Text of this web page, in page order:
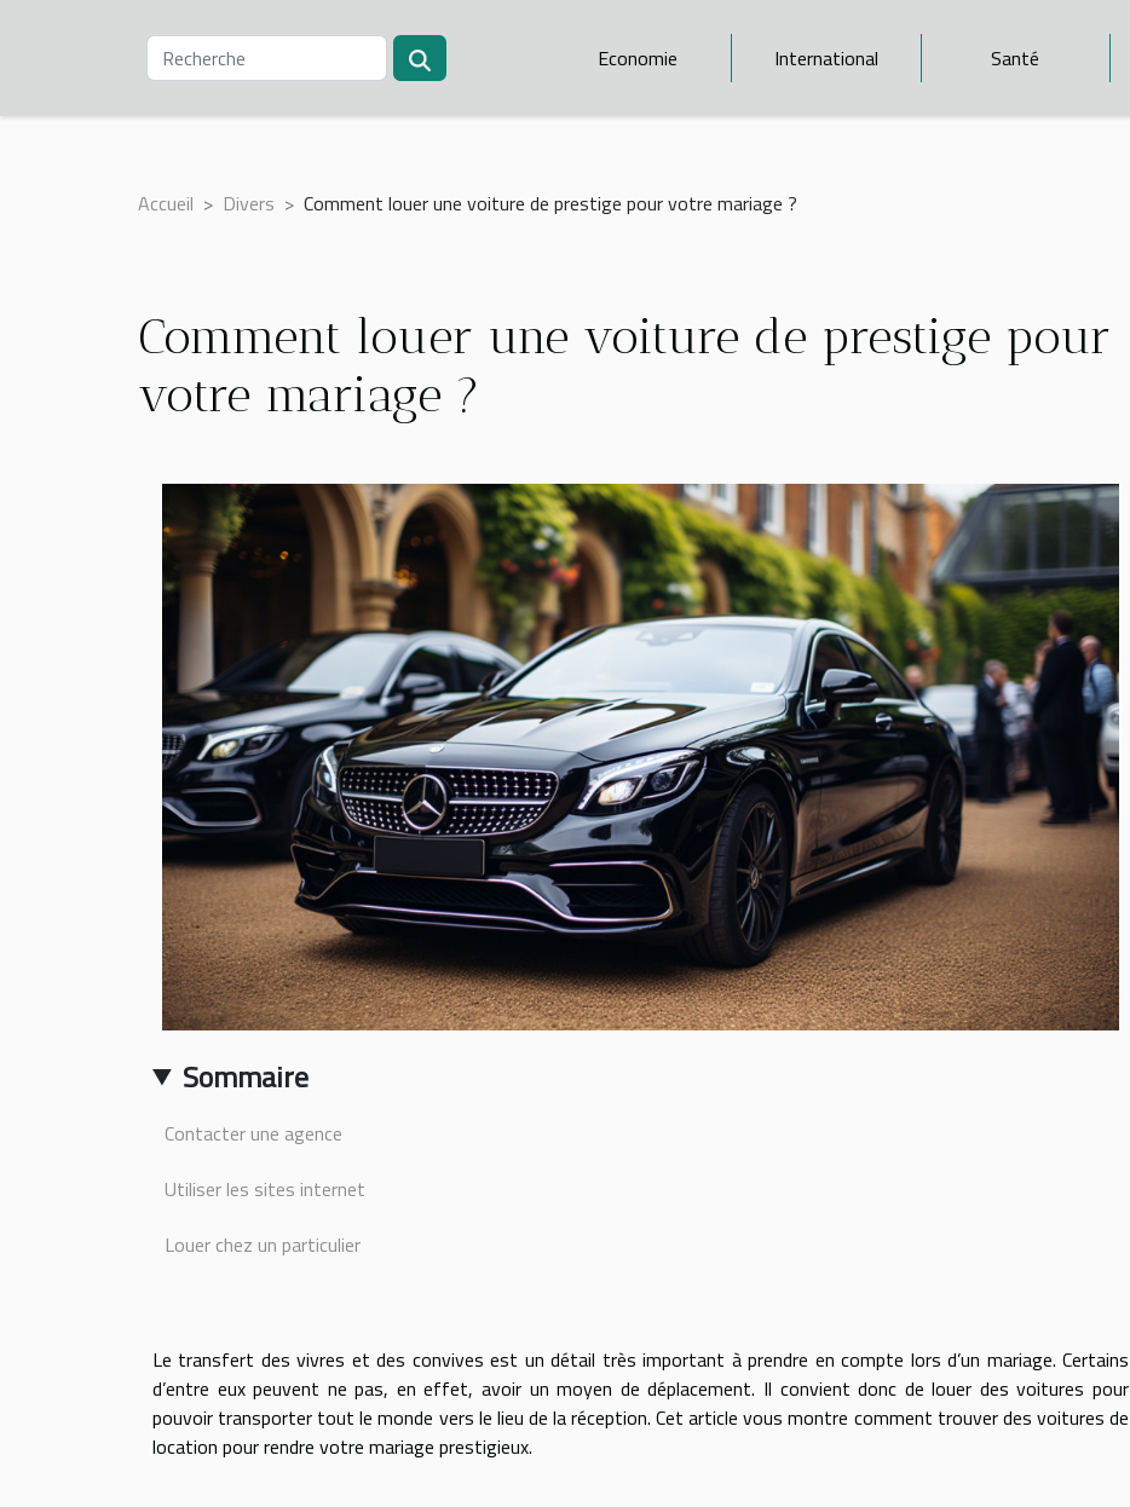
Economie International Santé
Accueil Divers Comment louer une voiture de prestige pour votre mariage ?
Comment louer une voiture de prestige pour
votre mariage ?
Sommaire
Contacter une agence
Utiliser les sites internet
Louer chez un particulier
Le transfert des vivres et des convives est un détail très important à prendre en compte lors d’un mariage. Certains
d’entre eux peuvent ne pas, en effet, avoir un moyen de déplacement. Il convient donc de louer des voitures pour
pouvoir transporter tout le monde vers le lieu de la réception. Cet article vous montre comment trouver des voitures de
location pour rendre votre mariage prestigieux.